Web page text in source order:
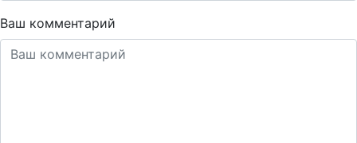
Ваш комментарий